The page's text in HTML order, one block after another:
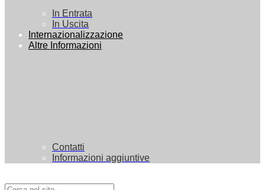
In Entrata
In Uscita
Internazionalizzazione
Altre Informazioni
Contatti
Informazioni aggiuntive